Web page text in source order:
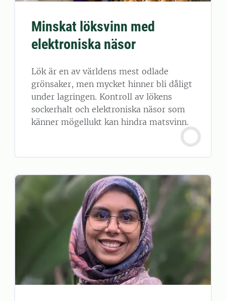
Minskat löksvinn med
elektroniska näsor
Lök är en av världens mest odlade
grönsaker, men mycket hinner bli dåligt
under lagringen. Kontroll av lökens
sockerhalt och elektroniska näsor som
känner mögellukt kan hindra matsvinn.